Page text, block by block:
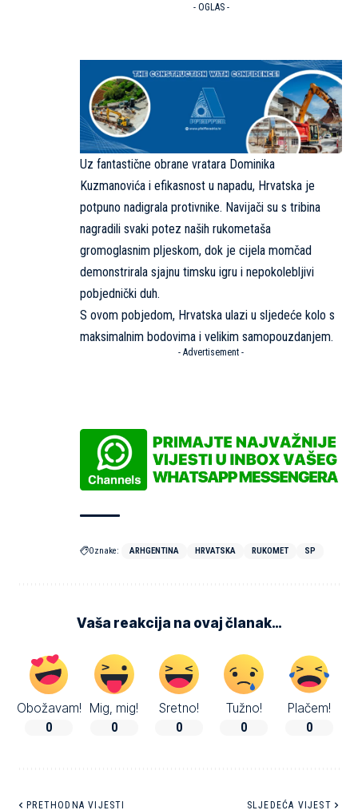
- OGLAS -
Uz fantastične obrane vratara Dominika
Kuzmanovića i efikasnost u napadu, Hrvatska je
potpuno nadigrala protivnike. Navijači su s tribina
nagradili svaki potez naših rukometaša
gromoglasnim pljeskom, dok je cijela momčad
demonstrirala sjajnu timsku igru i nepokolebljivi
pobjednički duh.
S ovom pobjedom, Hrvatska ulazi u sljedeće kolo s
maksimalnim bodovima i velikim samopouzdanjem.
- Advertisement -
Oznake: ARHGENTINA HRVATSKA RUKOMET SP
Vaša reakcija na ovaj članak…
Obožavam!
0
Mig, mig!
0
Sretno!
0
Tužno!
0
Plačem!
0
PRETHODNA VIJESTI SLJEDEĆA VIJEST